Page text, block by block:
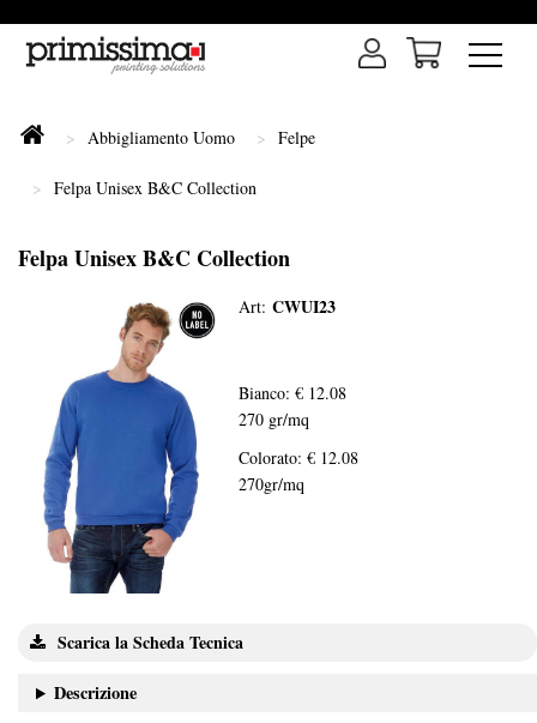
Abbigliamento Uomo Felpe
Felpa Unisex B&C Collection
Felpa Unisex B&C Collection
Art: CWUI23
Bianco: € 12.08
270 gr/mq
Colorato: € 12.08
270gr/mq
Scarica la Scheda Tecnica
Descrizione